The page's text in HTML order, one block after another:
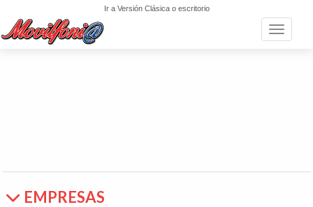
Ir a Versión Clásica o escritorio
Toggle
EMPRESAS